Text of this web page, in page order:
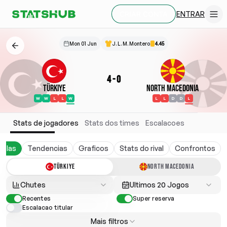
ENTRAR
Mon 01 Jun J. L. M. Montero 4.45
Türkiye
W W L L W
4-0
North Macedonia
L L D D L
Stats de jogadores Stats dos times Escalacoes
Tendencias Graficos Stats do rival Confrontos
TÜRKIYE NORTH MACEDONIA
Chutes Ultimos 20 Jogos
Recentes
Super reserva
Escalacao titular
Mais filtros